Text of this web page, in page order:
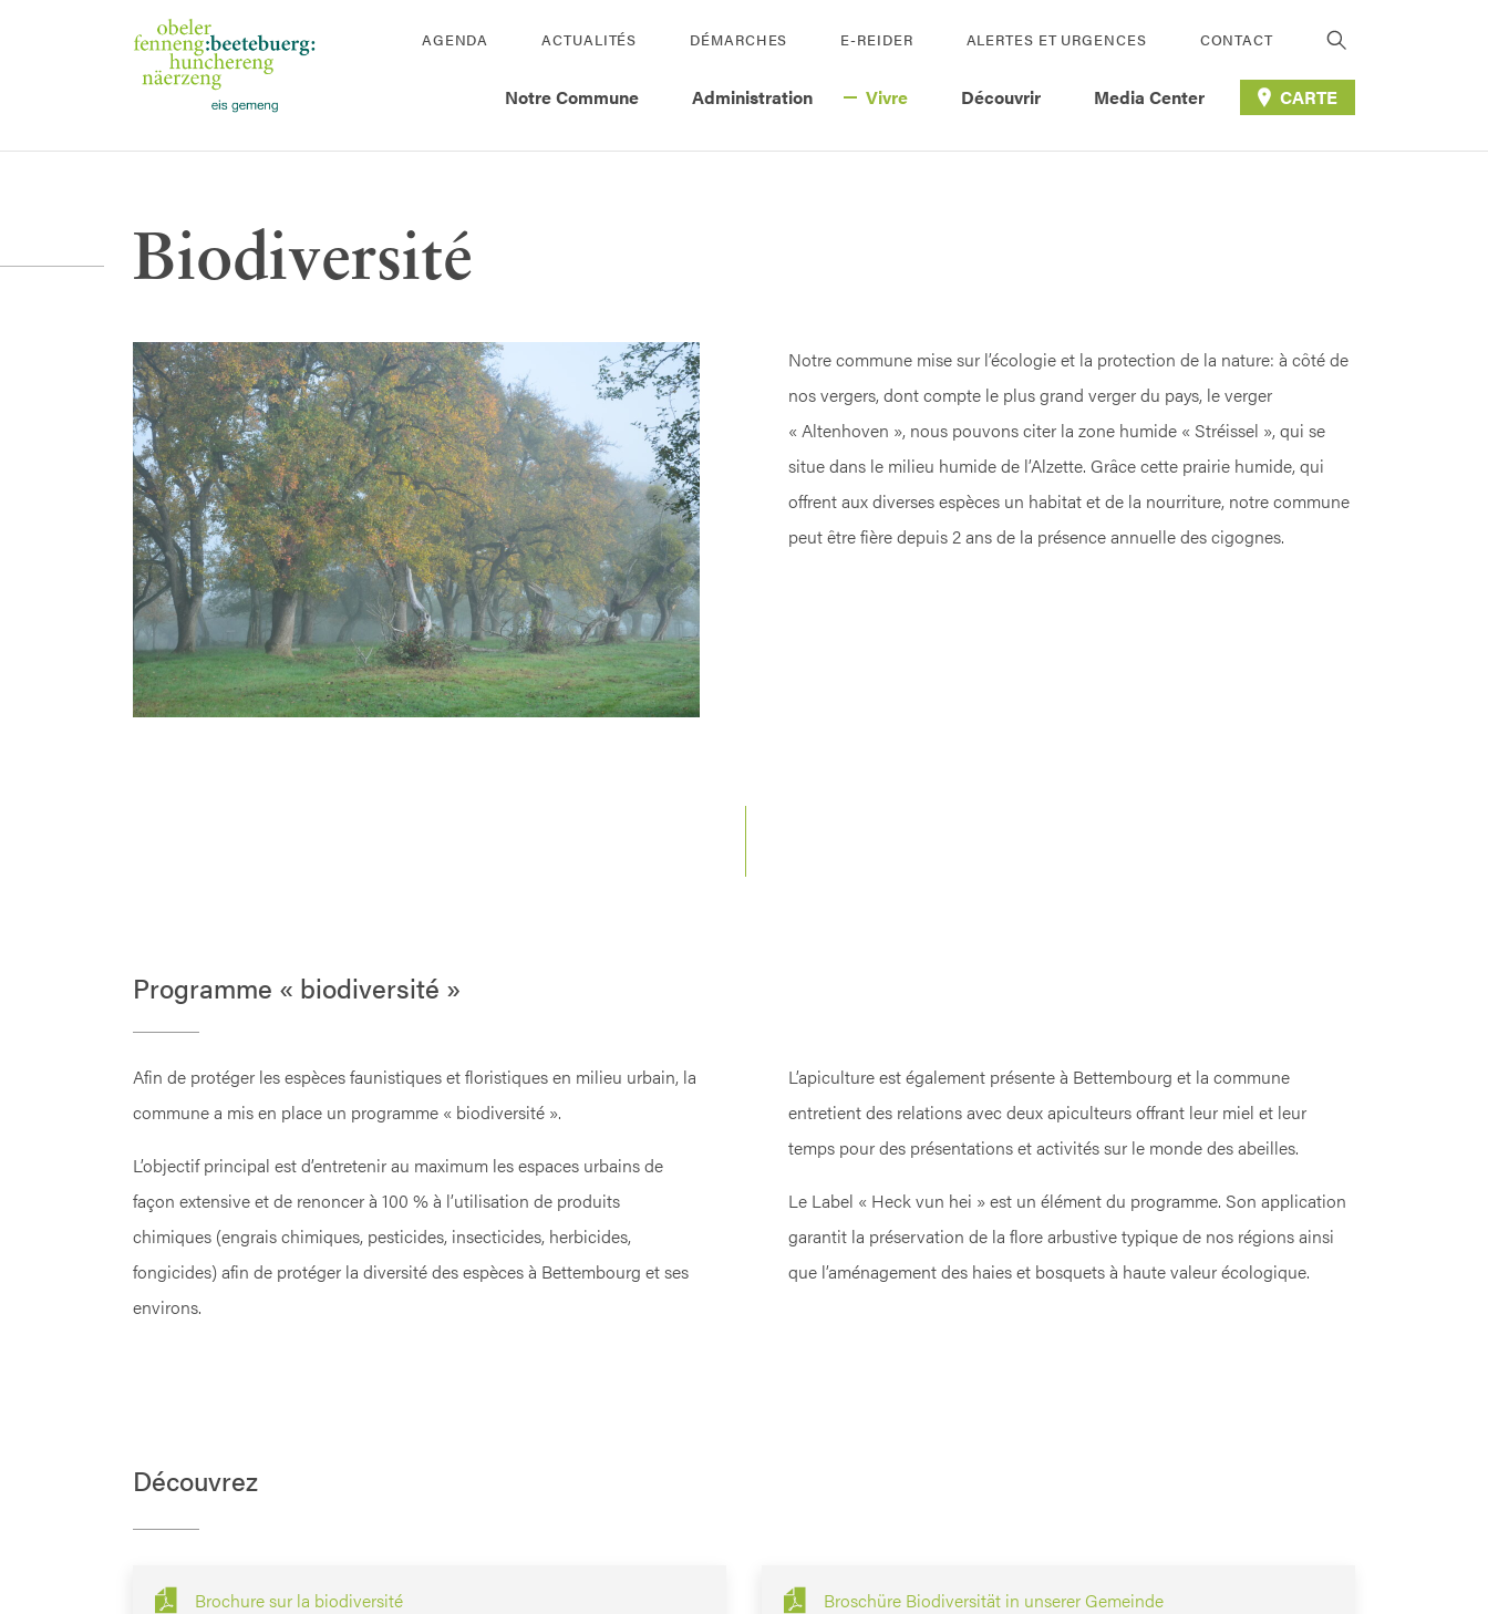
AGENDA ACTUALITÉS DÉMARCHES E-REIDER ALERTES ET URGENCES CONTACT
Notre Commune Administration Vivre Découvrir Media Center CARTE
Biodiversité
Notre commune mise sur l’écologie et la protection de la nature: à côté de
nos vergers, dont compte le plus grand verger du pays, le verger
« Altenhoven », nous pouvons citer la zone humide « Stréissel », qui se
situe dans le milieu humide de l’Alzette. Grâce cette prairie humide, qui
offrent aux diverses espèces un habitat et de la nourriture, notre commune
peut être fière depuis 2 ans de la présence annuelle des cigognes.
Programme « biodiversité »
Afin de protéger les espèces faunistiques et floristiques en milieu urbain, la
commune a mis en place un programme « biodiversité ».
L’objectif principal est d’entretenir au maximum les espaces urbains de
façon extensive et de renoncer à 100 % à l’utilisation de produits
chimiques (engrais chimiques, pesticides, insecticides, herbicides,
fongicides) afin de protéger la diversité des espèces à Bettembourg et ses
environs.
L’apiculture est également présente à Bettembourg et la commune
entretient des relations avec deux apiculteurs offrant leur miel et leur
temps pour des présentations et activités sur le monde des abeilles.
Le Label « Heck vun hei » est un élément du programme. Son application
garantit la préservation de la flore arbustive typique de nos régions ainsi
que l’aménagement des haies et bosquets à haute valeur écologique.
Découvrez
Brochure sur la biodiversité Broschüre Biodiversität in unserer Gemeinde